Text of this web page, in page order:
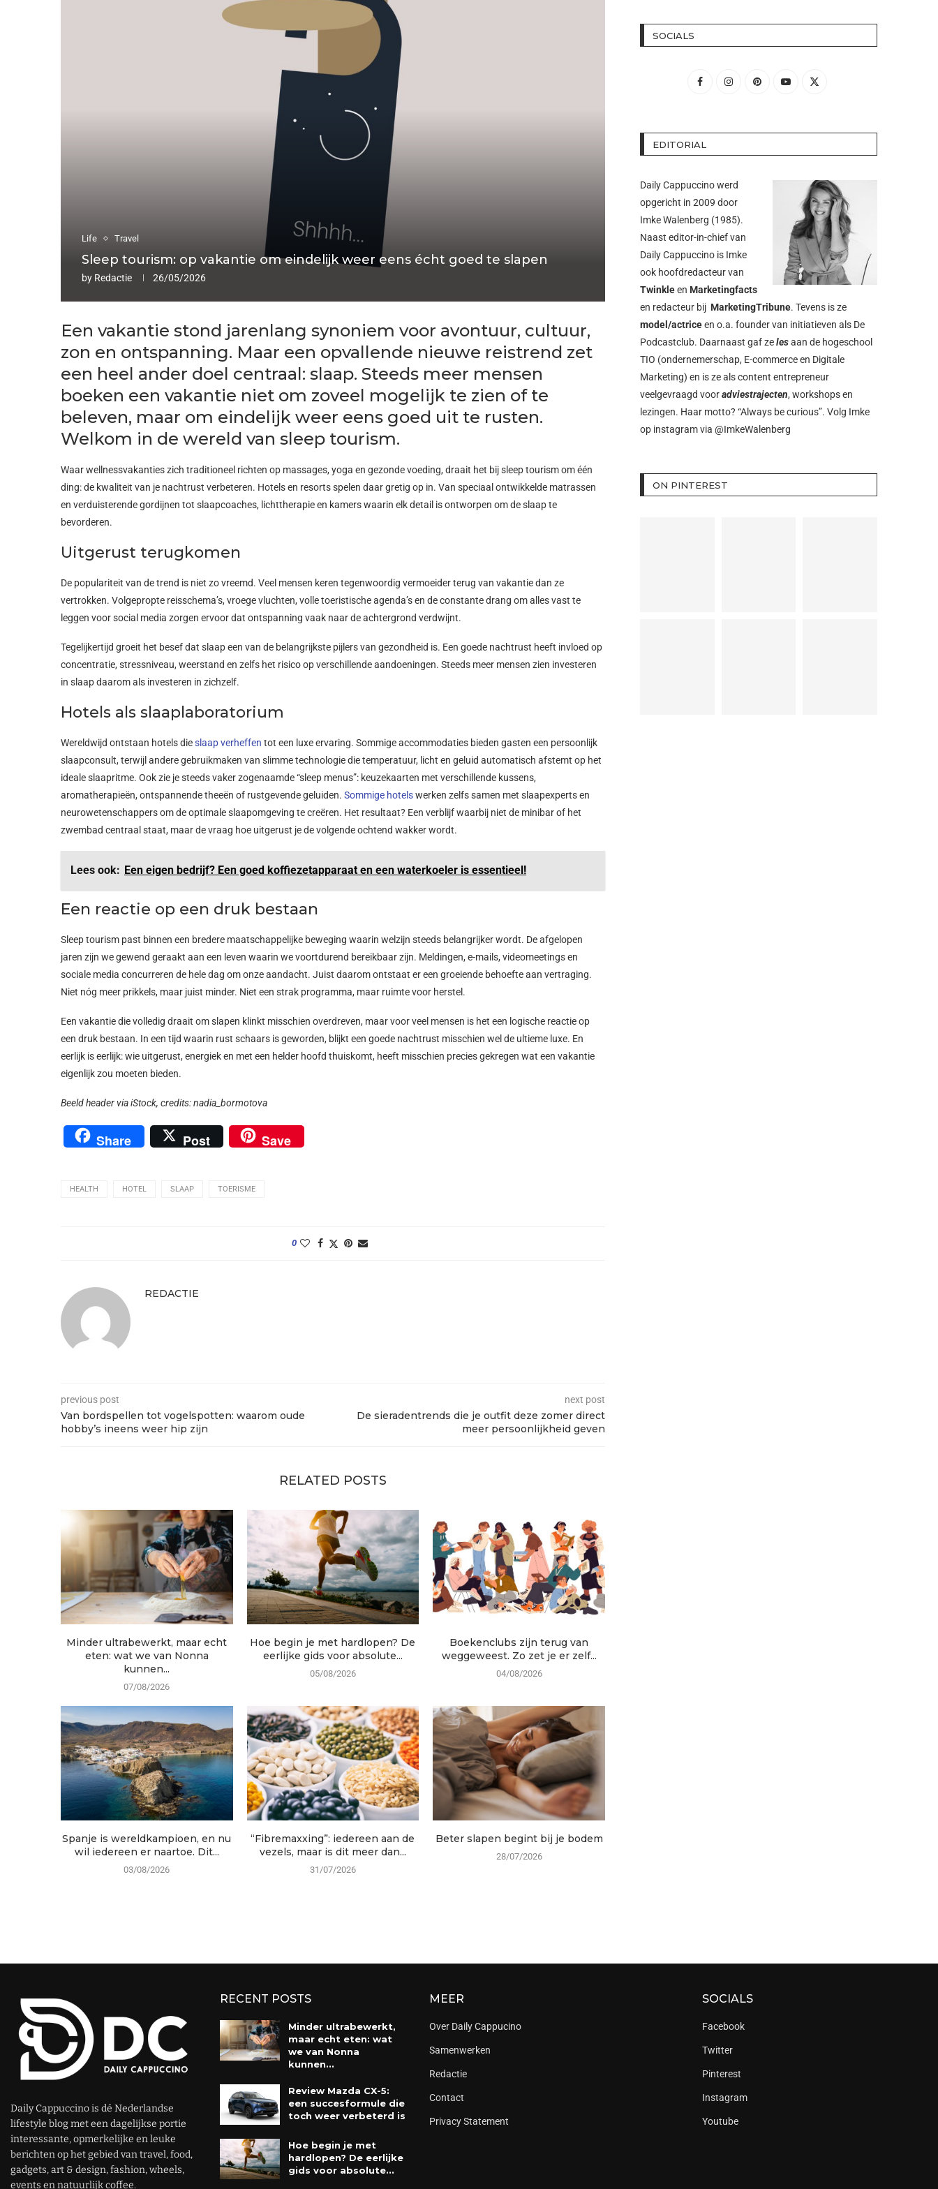
Life Travel
Sleep tourism: op vakantie om eindelijk weer eens écht goed te slapen
by Redactie 26/05/2026
Een vakantie stond jarenlang synoniem voor avontuur, cultuur,
zon en ontspanning. Maar een opvallende nieuwe reistrend zet
een heel ander doel centraal: slaap. Steeds meer mensen
boeken een vakantie niet om zoveel mogelijk te zien of te
beleven, maar om eindelijk weer eens goed uit te rusten.
Welkom in de wereld van sleep tourism.
Waar wellnessvakanties zich traditioneel richten op massages, yoga en gezonde voeding, draait het bij sleep tourism om één
ding: de kwaliteit van je nachtrust verbeteren. Hotels en resorts spelen daar gretig op in. Van speciaal ontwikkelde matrassen
en verduisterende gordijnen tot slaapcoaches, lichttherapie en kamers waarin elk detail is ontworpen om de slaap te
bevorderen.
Uitgerust terugkomen
De populariteit van de trend is niet zo vreemd. Veel mensen keren tegenwoordig vermoeider terug van vakantie dan ze
vertrokken. Volgepropte reisschema’s, vroege vluchten, volle toeristische agenda’s en de constante drang om alles vast te
leggen voor social media zorgen ervoor dat ontspanning vaak naar de achtergrond verdwijnt.
Tegelijkertijd groeit het besef dat slaap een van de belangrijkste pijlers van gezondheid is. Een goede nachtrust heeft invloed op
concentratie, stressniveau, weerstand en zelfs het risico op verschillende aandoeningen. Steeds meer mensen zien investeren
in slaap daarom als investeren in zichzelf.
Hotels als slaaplaboratorium
Wereldwijd ontstaan hotels dieslaap verheffen tot een luxe ervaring. Sommige accommodaties bieden gasten een persoonlijk
slaapconsult, terwijl andere gebruikmaken van slimme technologie die temperatuur, licht en geluid automatisch afstemt op het
ideale slaapritme. Ook zie je steeds vaker zogenaamde “sleep menus”: keuzekaarten met verschillende kussens,
aromatherapieën, ontspannende theeën of rustgevende geluiden. Sommige hotelswerken zelfs samen met slaapexperts en
neurowetenschappers om de optimale slaapomgeving te creëren. Het resultaat? Een verblijf waarbij niet de minibar of het
zwembad centraal staat, maar de vraag hoe uitgerust je de volgende ochtend wakker wordt.
Lees ook: Een eigen bedrijf? Een goed koffiezetapparaat en een waterkoeler is essentieel!
Een reactie op een druk bestaan
Sleep tourism past binnen een bredere maatschappelijke beweging waarin welzijn steeds belangrijker wordt. De afgelopen
jaren zijn we gewend geraakt aan een leven waarin we voortdurend bereikbaar zijn. Meldingen, e-mails, videomeetings en
sociale media concurreren de hele dag om onze aandacht. Juist daarom ontstaat er een groeiende behoefte aan vertraging.
Niet nóg meer prikkels, maar juist minder. Niet een strak programma, maar ruimte voor herstel.
Een vakantie die volledig draait om slapen klinkt misschien overdreven, maar voor veel mensen is het een logische reactie op
een druk bestaan. In een tijd waarin rust schaars is geworden, blijkt een goede nachtrust misschien wel de ultieme luxe. En
eerlijk is eerlijk: wie uitgerust, energiek en met een helder hoofd thuiskomt, heeft misschien precies gekregen wat een vakantie
eigenlijk zou moeten bieden.
Beeld header via iStock, credits:nadia_bormotova
Share Post Save
HEALTH HOTEL SLAAP TOERISME
0
REDACTIE
previous post
Van bordspellen tot vogelspotten: waarom oude
hobby’s ineens weer hip zijn
next post
De sieradentrends die je outfit deze zomer direct
meer persoonlijkheid geven
RELATED POSTS
Minder ultrabewerkt, maar echt
eten: wat we van Nonna
kunnen...
07/08/2026
Hoe begin je met hardlopen? De
eerlijke gids voor absolute...
05/08/2026
Boekenclubs zijn terug van
weggeweest. Zo zet je er zelf...
04/08/2026
Spanje is wereldkampioen, en nu
wil iedereen er naartoe. Dit...
03/08/2026
“Fibremaxxing”: iedereen aan de
vezels, maar is dit meer dan...
31/07/2026
Beter slapen begint bij je bodem
28/07/2026
SOCIALS
EDITORIAL
Daily Cappuccino werd
opgericht in 2009 door
Imke Walenberg (1985).
Naast editor-in-chief van
Daily Cappuccino is Imke
ook hoofdredacteur van
Twinkleen Marketingfacts
en redacteur bij MarketingTribune. Tevens is ze
model/actriceen o.a. founder van initiatieven als De
Podcastclub. Daarnaast gaf zelesaan de hogeschool
TIO (ondernemerschap, E-commerce en Digitale
Marketing) en is ze als content entrepreneur
veelgevraagd vooradviestrajecten, workshops en
lezingen. Haar motto? “Always be curious”. Volg Imke
op instagram via @ImkeWalenberg
ON PINTEREST
Daily Cappuccino is dé Nederlandse
lifestyle blog met een dagelijkse portie
interessante, opmerkelijke en leuke
berichten op het gebied van travel, food,
gadgets, art & design, fashion, wheels,
events en natuurlijk coffee.
RECENT POSTS
Minder ultrabewerkt,
maar echt eten: wat
we van Nonna
kunnen...
Review Mazda CX-5:
een succesformule die
toch weer verbeterd is
Hoe begin je met
hardlopen? De eerlijke
gids voor absolute...
MEER
Over Daily Cappucino
Samenwerken
Redactie
Contact
Privacy Statement
SOCIALS
Facebook
Twitter
Pinterest
Instagram
Youtube